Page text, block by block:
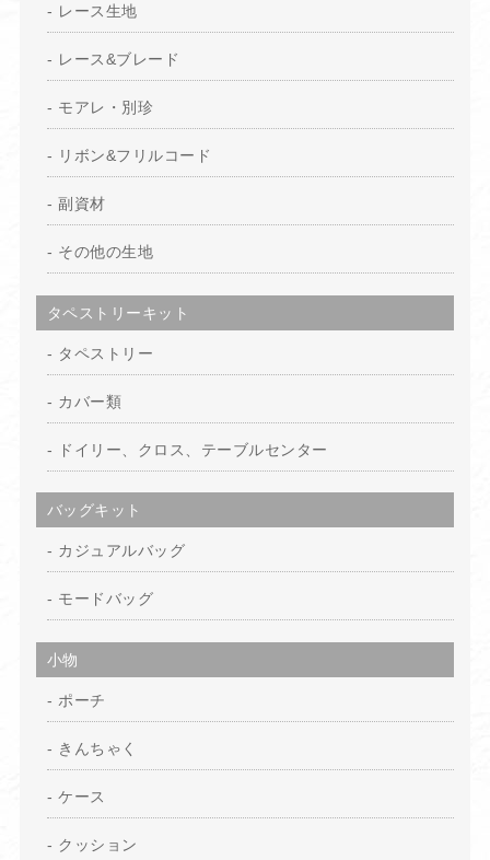
レース生地
レース&ブレード
モアレ・別珍
リボン&フリルコード
副資材
その他の生地
タペストリーキット
タペストリー
カバー類
ドイリー、クロス、テーブルセンター
バッグキット
カジュアルバッグ
モードバッグ
小物
ポーチ
きんちゃく
ケース
クッション